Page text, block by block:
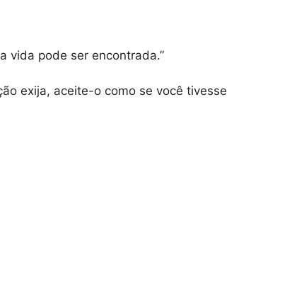
vida pode ser encontrada.”
exija, aceite-o como se você tivesse